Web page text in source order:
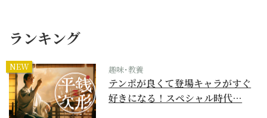
ランキング
NEW 趣味･教養
テンポが良くて登場キャラがすぐ
好きになる！スペシャル時代…